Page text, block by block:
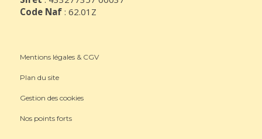
Code Naf : 62.01Z
Mentions légales & CGV
Plan du site
Gestion des cookies
Nos points forts